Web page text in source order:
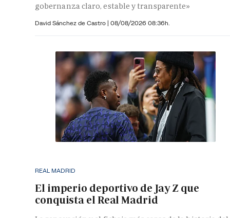
gobernanza claro, estable y transparente»
David Sánchez de Castro | 08/08/2026 08:36h.
REAL MADRID
El imperio deportivo de Jay Z que
conquista el Real Madrid